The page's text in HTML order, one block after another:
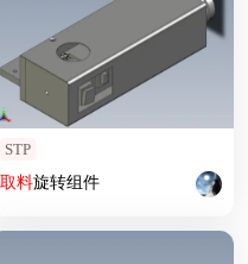
STP
取料旋转组件